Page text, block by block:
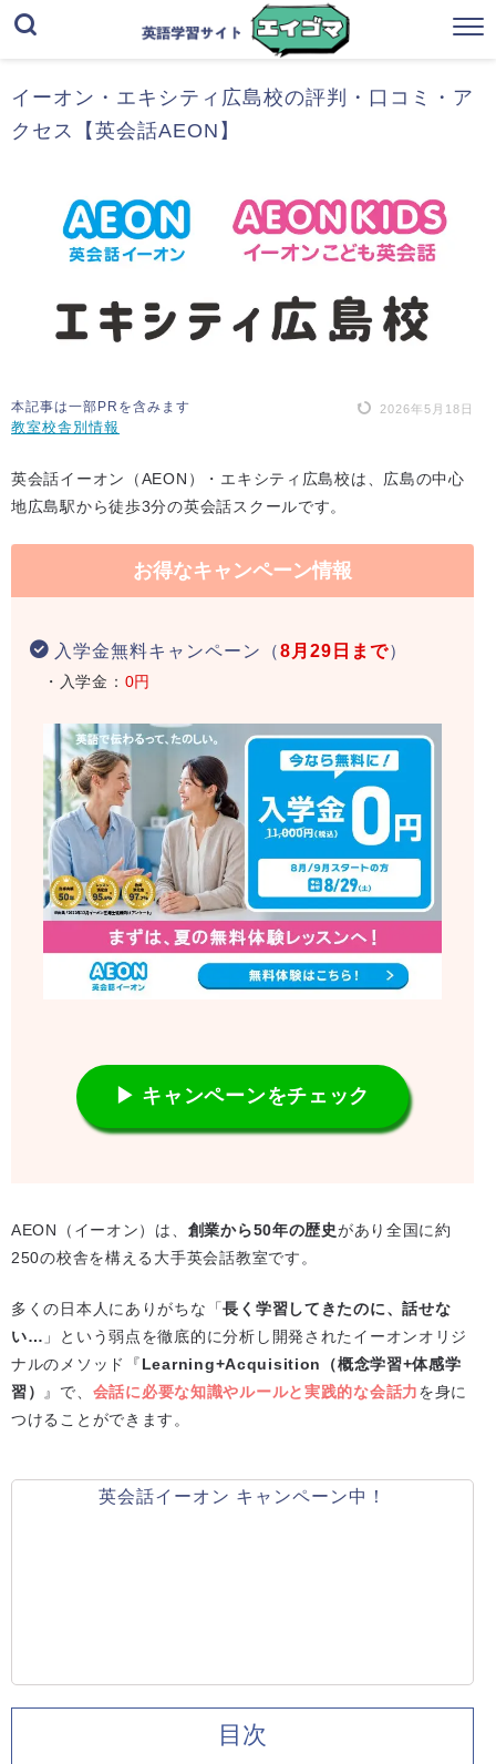
イーオン・エキシティ広島校の評判・口コミ・ア
クセス【英会話AEON】
本記事は一部PRを含みます 2026年5月18日
教室校舎別情報
英会話イーオン（AEON）・エキシティ広島校は、広島の中心
地広島駅から徒歩3分の英会話スクールです。
お得なキャンペーン情報
入学金無料キャンペーン（8月29日まで）
・入学金： 0円
▶ キャンペーンをチェック
AEON（イーオン）は、 創業から50年の歴史があり全国に約
250の校舎を構える大手英会話教室です。
多くの日本人にありがちな「長く学習してきたのに、話せな
い… 」という弱点を徹底的に分析し開発されたイーオンオリジ
ナルのメソッド『Learning+Acquisition（概念学習+体感学
習）
』で、 会話に必要な知識やルールと実践的な会話力を身に
つけることができます。
英会話イーオン キャンペーン中！
目次